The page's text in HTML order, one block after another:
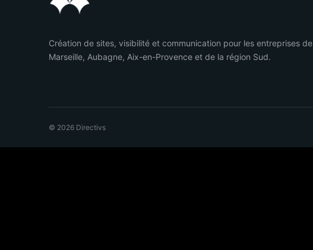
Création de sites, visibilité et communication pour les entreprises de
Marseille, Aubagne, Aix-en-Provence et de la région Sud.
© 2026 Directivs